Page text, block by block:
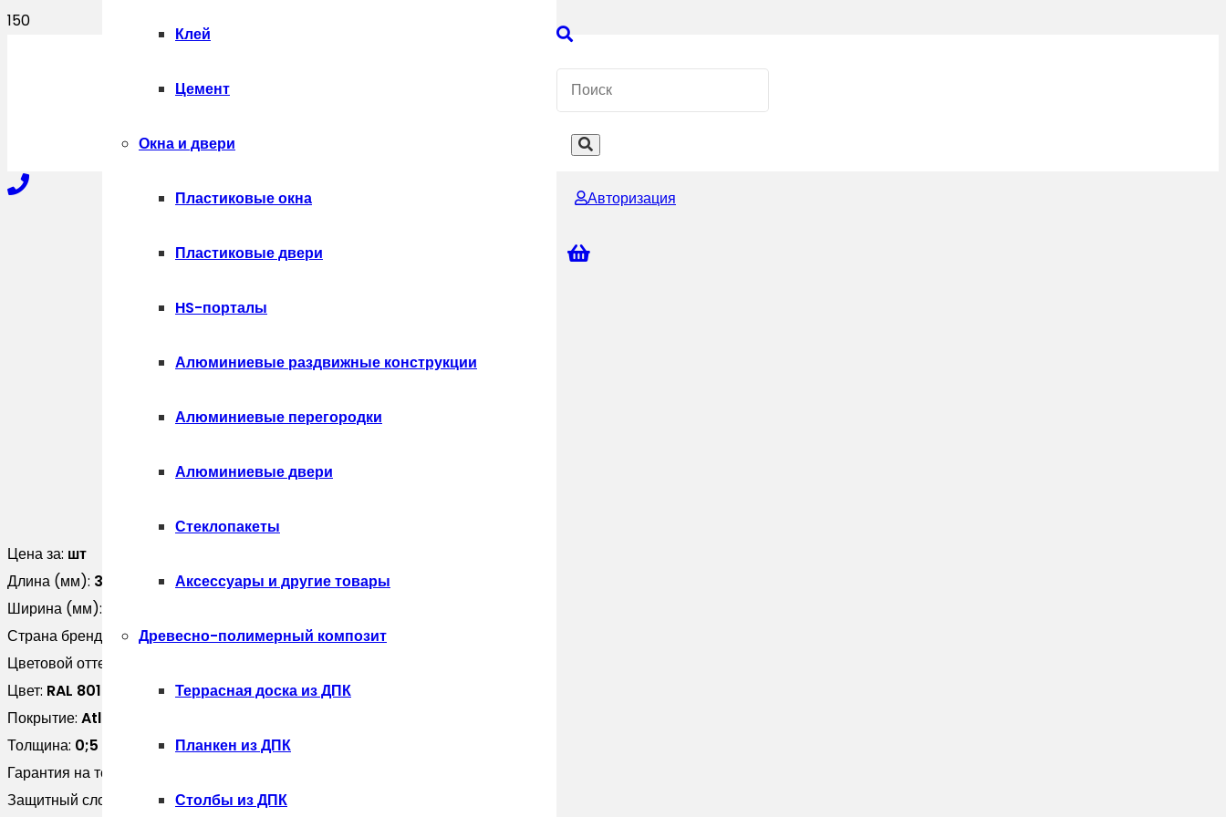
+7-910-327-77-88
Клей
Цемент
Окна и двери
Пластиковые окна
Пластиковые двери
HS-порталы
Алюминиевые раздвижные конструкции
Алюминиевые перегородки
Алюминиевые двери
Стеклопакеты
Аксессуары и другие товары
Древесно-полимерный композит
Террасная доска из ДПК
Планкен из ДПК
Столбы из ДПК
Авторизация
Цена за: шт
Длина (мм): 3000
Ширина (мм):
Страна бренда:
Россия
Цветовой оттенок:
Цвет: RAL 8017
Покрытие: Atlas X
Толщина: 0;5
Гарантия на технические хара:
Защитный слой, г/м2: Zn 275